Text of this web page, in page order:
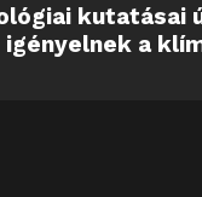
kutatásai
a